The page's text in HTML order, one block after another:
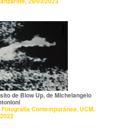
de Blow Up, de Michelangelo
Contemporánea, UCM,
2022